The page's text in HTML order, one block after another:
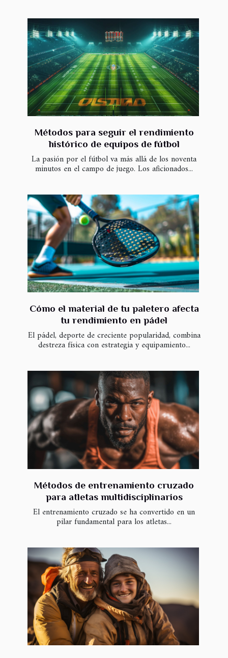
Métodos para seguir el rendimiento
histórico de equipos de fútbol
La pasión por el fútbol va más allá de los noventa
minutos en el campo de juego. Los aficionados...
Cómo el material de tu paletero afecta
tu rendimiento en pádel
El pádel, deporte de creciente popularidad, combina
destreza física con estrategia y equipamiento...
Métodos de entrenamiento cruzado
para atletas multidisciplinarios
El entrenamiento cruzado se ha convertido en un
pilar fundamental para los atletas...